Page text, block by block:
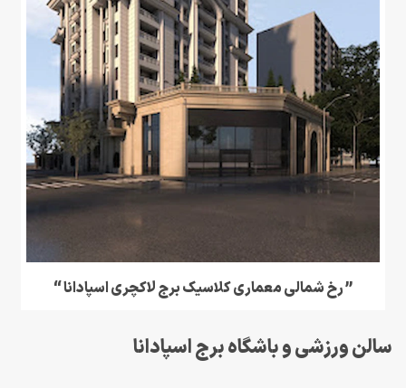
” رخ شمالی معماری کلاسیک برج لاکچری اسپادانا “
سالن ورزشی و باشگاه برج اسپادانا